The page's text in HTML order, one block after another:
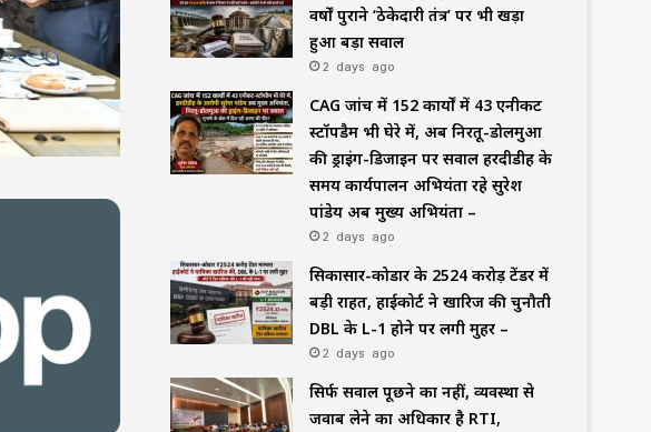
वर्षों पुराने ‘ठेकेदारी तंत्र’ पर भी खड़ा
हुआ बड़ा सवाल
2 days ago
CAG जांच में 152 कार्यों में 43 एनीकट
स्टॉपडैम भी घेरे में, अब निरतू-डोलमुआ
की ड्राइंग-डिजाइन पर सवाल हरदीडीह के
समय कार्यपालन अभियंता रहे सुरेश
पांडेय अब मुख्य अभियंता –
2 days ago
सिकासार-कोडार के ₹2524 करोड़ टेंडर में
बड़ी राहत, हाईकोर्ट ने खारिज की चुनौती
DBL के L-1 होने पर लगी मुहर –
2 days ago
सिर्फ सवाल पूछने का नहीं, व्यवस्था से
जवाब लेने का अधिकार है RTI,